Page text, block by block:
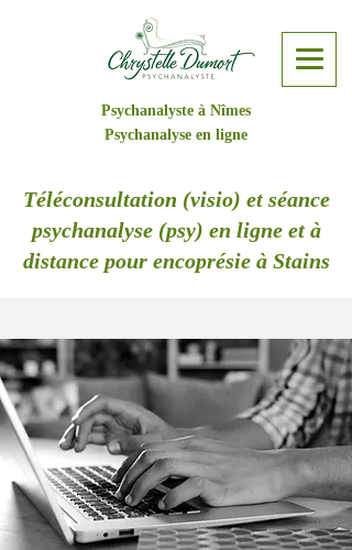
Psychanalyste à Nîmes
Psychanalyse en ligne
Téléconsultation (visio) et séance
psychanalyse (psy) en ligne et à
distance pour encoprésie à Stains